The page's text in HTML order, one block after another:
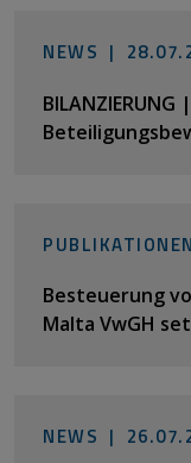
NEWS |
Besteuerung
Malta VwGH
NEWS |